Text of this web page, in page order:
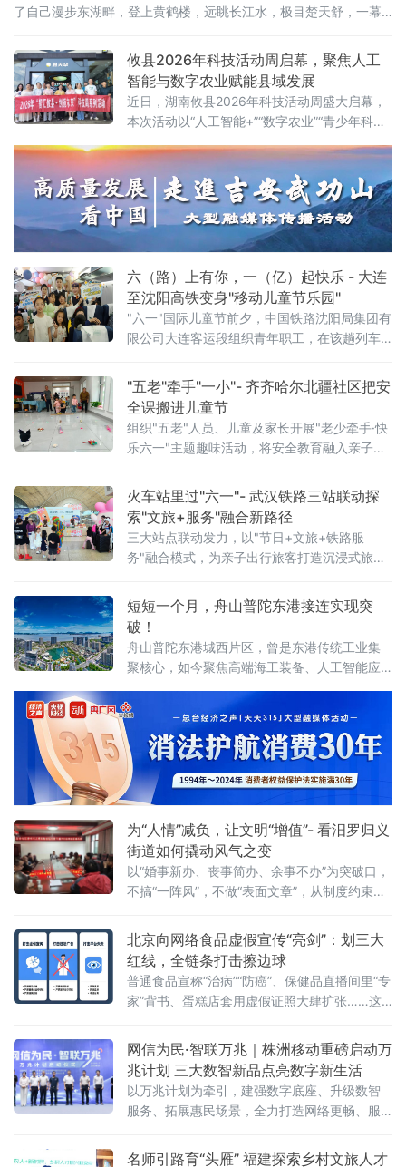
了自己漫步东湖畔，登上黄鹤楼，远眺长江水，极目楚天舒，一幕
攸县2026年科技活动周启幕，聚焦人工
智能与数字农业赋能县域发展
近日，湖南攸县2026年科技活动周盛大启幕，
本次活动以“人工智能+”“数字农业”“青少年科
及“培育好强科创兴产业的动能”行动展开，全方
位展示了攸县在科技创新驱动下，产业升级、
绿色发展和智慧教育领域取得的崭新成果，为
攸县的高质量发展注入了强劲的科技动力。
六（路）上有你，一（亿）起快乐 - 大连
至沈阳高铁变身"移动儿童节乐园"
"六一"国际儿童节前夕，中国铁路沈阳局集团有
限公司大连客运段组织青年职工，在该趟列车
这个六一，坐高铁去撒
"五老"牵手"一小"- 齐齐哈尔北疆社区把安
全课搬进儿童节
组织"五老"人员、儿童及家长开展"老少牵手·快
乐六一"主题趣味活动，将安全教育融入亲子游
现场设置了多项互动游戏，社区"五老"与孩子们
携手参与、亲密配合。"五老"人员耐心示范游戏
火车站里过"六一"- 武汉铁路三站联动探
索"文旅+服务"融合新路径
三大站点联动发力，以"节日+文旅+铁路服
务"融合模式，为亲子出行旅客打造沉浸式旅途
站、武汉东站设联动分会场，重点面向环线列
车亲子出行旅客打造特色服务。活动前期，车
站依
短短一个月，舟山普陀东港接连实现突
破！
舟山普陀东港城西片区，曾是东港传统工业集
聚核心，如今聚焦高端海工装备、人工智能应
批优质企业相继落地，汽车零售总部集聚区也
加速成型，新能源汽车集合店二期等关键项目
稳步推进，发展动能持续增强。
为“人情”减负，让文明“增值”- 看汨罗归义
街道如何撬动风气之变
以“婚事新办、丧事简办、余事不办”为突破口，
不搞“一阵风”，不做“表面文章”，从制度约束到
常，走出一条系统化、常态化的移
北京向网络食品虚假宣传“亮剑”：划三大
红线，全链条打击擦边球
普通食品宣称“治病”“防癌”、保健品直播间里“专
家”背书、蛋糕店套用虚假证照大肆扩张……这
从源头到终端的精准打击。近日，北京市市场
监管局在全市范围内启动网络食品销售虚假宣
传专项整治行动，围绕网络食品销售全链条，
划设虚假商业营销、虚假违法广告、平台及直
播相关违法行为三大类“红线”，严厉查处各类虚
网信为民·智联万兆｜株洲移动重磅启动万
兆计划 三大数智新品点亮数字新生活
以万兆计划为牵引，建强数字底座、升级数智
服务、拓展惠民场景，全力打造网络更畅、服
贡献移动力量！
名师引路育“头雁” 福建探索乡村文旅人才